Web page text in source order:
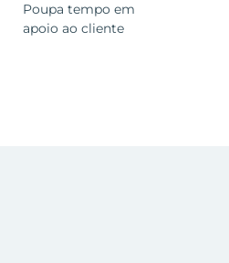
Poupa tempo em
apoio ao cliente